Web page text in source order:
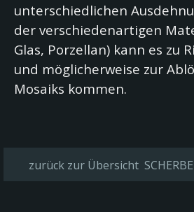
unterschiedlichen
der verschiedenartigen
Glas, Porzellan) kann es zu
und möglicherweise zur
Mosaiks kommen.
zurück zur Übersicht